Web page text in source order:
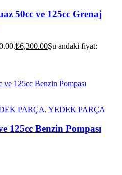
50cc ve 125cc Grenaj
₺6,300.00Şu andaki fiyat:
PARÇA, YEDEK PARÇA
125cc Benzin Pompası